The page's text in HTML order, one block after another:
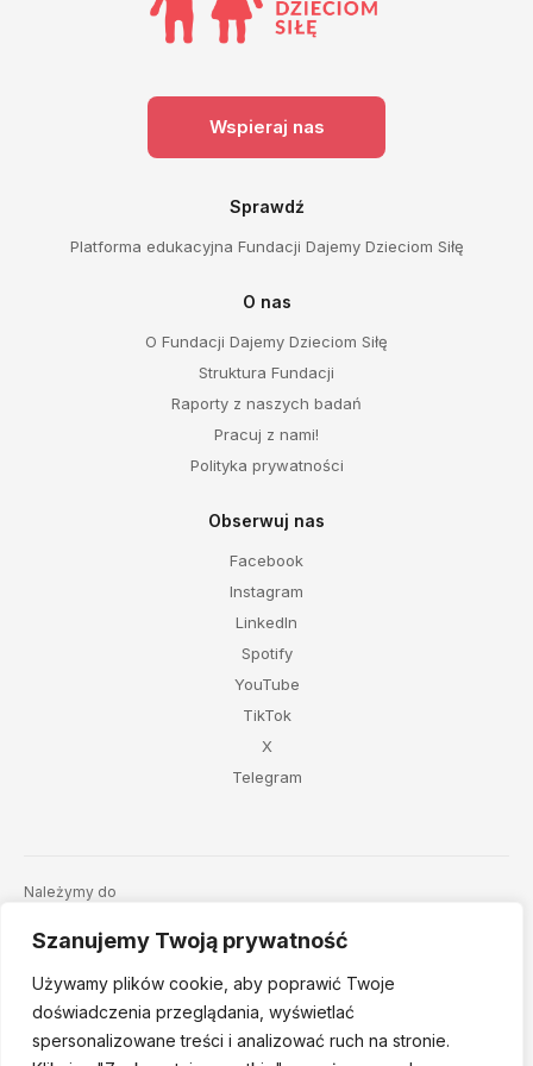
Szanujemy Twoją prywatność
Używamy plików cookie, aby poprawić Twoje
doświadczenia przeglądania, wyświetlać
spersonalizowane treści i analizować ruch na stronie.
Wspieraj nas
Sprawdź
Platforma edukacyjna Fundacji Dajemy Dzieciom Siłę
O nas
O Fundacji Dajemy Dzieciom Siłę
Struktura Fundacji
Raporty z naszych badań
Pracuj z nami!
Polityka prywatności
Obserwuj nas
Facebook
Instagram
LinkedIn
Spotify
YouTube
TikTok
X
Telegram
Należymy do